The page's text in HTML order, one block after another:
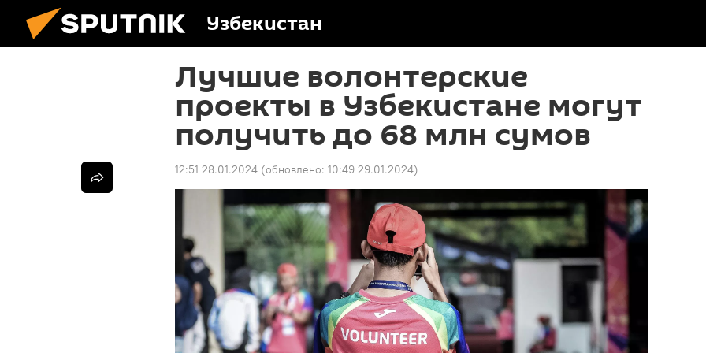
Узбекистан
Лучшие волонтерские
проекты в Узбекистане могут
получить до 68 млн сумов
12:51 28.01.2024 (обновлено: 10:49 29.01.2024)